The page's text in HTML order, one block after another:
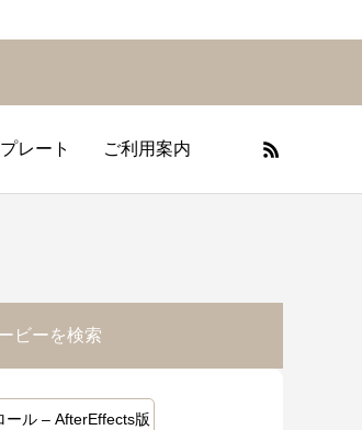
レート ご利用案内
ビーを検索
ール – AfterEffects版